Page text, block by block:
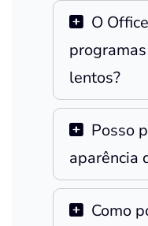
O
lentos?
Posso
aparência
Como